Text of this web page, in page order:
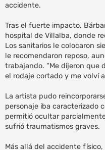
accidente.
Tras el fuerte impacto,
hospital de Villalba, donde
Los sanitarios le colocaron
le recomendaron reposo,
trabajando. “Me dijeron que
el rodaje cortado y me volví
La artista pudo
personaje iba caracterizado
permitió ocultar
sufrió traumatismos graves.
Más allá del accidente